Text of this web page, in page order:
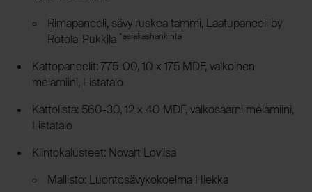
Rimapaneeli, sävy ruskea tammi, Laatupaneeli by
Rotola-Pukkila *asiakashankinta
Kattopaneelit: 775-00, 10 x 175 MDF, valkoinen
melamiini, Listatalo
Kattolista: 560-30, 12 x 40 MDF, valkosaarni melamiini,
Listatalo
Kiintokalusteet: Novart Loviisa
Mallisto: Luontosävykokoelma Hiekka